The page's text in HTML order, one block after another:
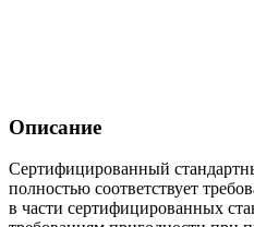
Описание
Сертифицированный
полностью соответствует
в части сертифицированных